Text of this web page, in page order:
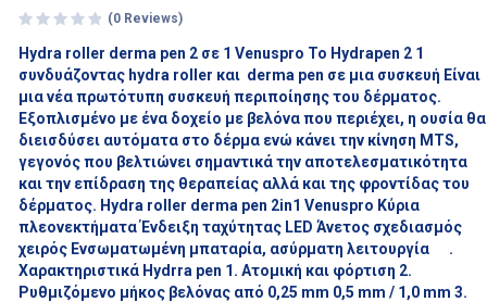
(0 Reviews)
Hydra roller derma pen 2 σε 1 Venuspro Το Hydrapen 2 1
συνδυάζοντας hydra roller και derma pen σε μια συσκευή Είναι
μια νέα πρωτότυπη συσκευή περιποίησης του δέρματος.
Εξοπλισμένο με ένα δοχείο με βελόνα που περιέχει, η ουσία θα
διεισδύσει αυτόματα στο δέρμα ενώ κάνει την κίνηση MTS,
γεγονός που βελτιώνει σημαντικά την αποτελεσματικότητα
και την επίδραση της θεραπείας αλλά και της φροντίδας του
δέρματος. Hydra roller derma pen 2in1 Venuspro Κύρια
πλεονεκτήματα Ένδειξη ταχύτητας LED Άνετος σχεδιασμός
χειρός Ενσωματωμένη μπαταρία, ασύρματη λειτουργία .
Χαρακτηριστικά Hydrra pen 1. Ατομική και φόρτιση 2.
Ρυθμιζόμενο μήκος βελόνας από 0,25 mm 0,5 mm / 1,0 mm 3.